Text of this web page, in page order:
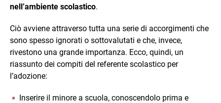
nell’ambiente scolastico.
Ciò avviene attraverso tutta una serie di accorgimenti che
sono spesso ignorati o sottovalutati e che, invece,
rivestono una grande importanza. Ecco, quindi, un
riassunto dei compiti del referente scolastico per
l’adozione:
Inserire il minore a scuola, conoscendolo prima e